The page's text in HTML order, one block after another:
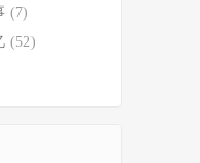
(7)
(52)